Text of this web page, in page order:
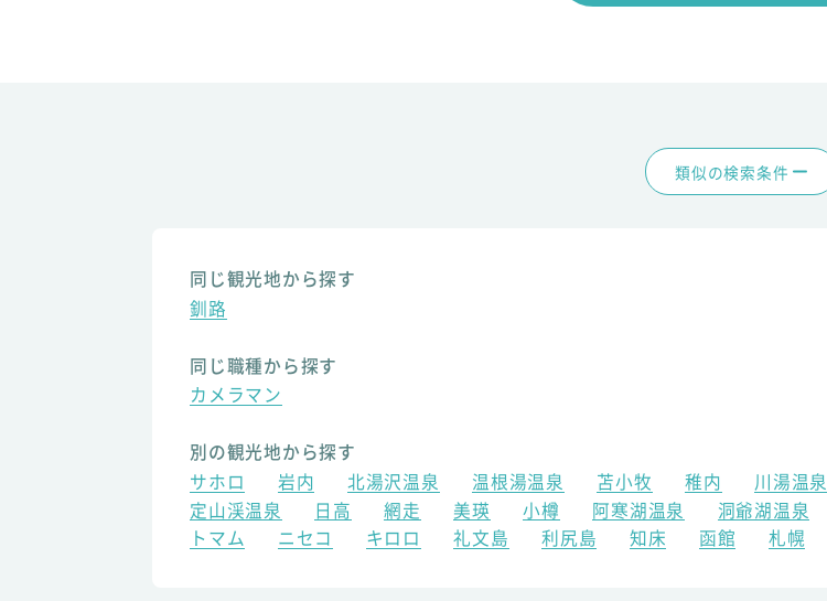
類似の検索条件
同じ観光地から探す
釧路
同じ職種から探す
カメラマン
別の観光地から探す
サホロ
岩内 北湯沢温泉 温根湯温泉 苫小牧 稚内 川湯温泉
定山渓温泉
日高 網走 美瑛 小樽 阿寒湖温泉 洞爺湖温泉
トマム
ニセコ キロロ 礼文島 利尻島 知床 函館 札幌